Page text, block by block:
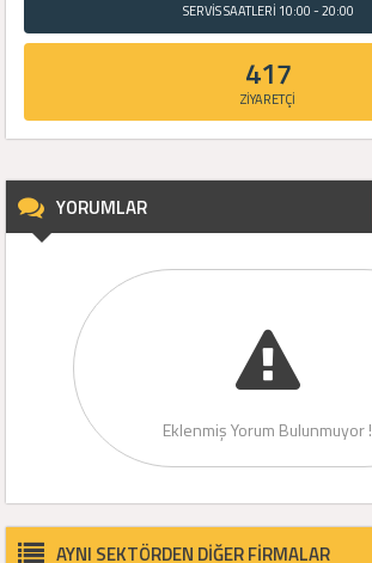
SERVİS SAATLERİ 10:00 - 20:00
417
ZİYARETÇİ
YORUMLAR
Eklenmiş Yorum Bulunmuyor !
AYNI SEKTÖRDEN DİĞER FİRMALAR